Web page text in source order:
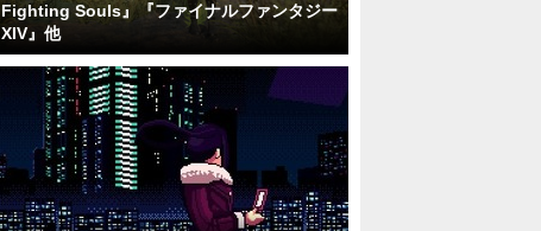
Fighting Souls』『ファイナルファンタジー
XIV』他